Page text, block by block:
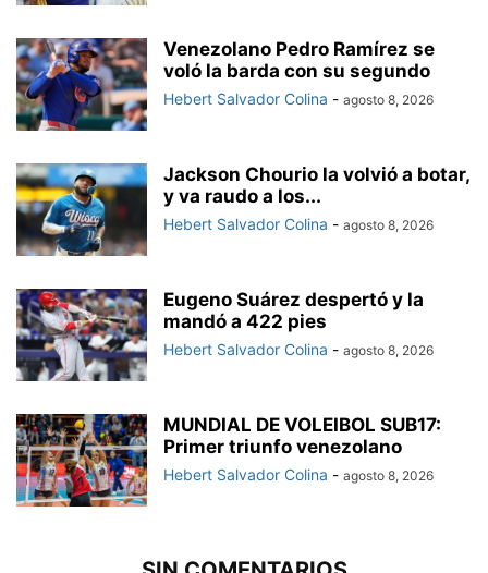
Venezolano Pedro Ramírez se
voló la barda con su segundo
Hebert Salvador Colina - agosto 8, 2026
Jackson Chourio la volvió a botar,
y va raudo a los...
Hebert Salvador Colina - agosto 8, 2026
Eugeno Suárez despertó y la
mandó a 422 pies
Hebert Salvador Colina - agosto 8, 2026
MUNDIAL DE VOLEIBOL SUB17:
Primer triunfo venezolano
Hebert Salvador Colina - agosto 8, 2026